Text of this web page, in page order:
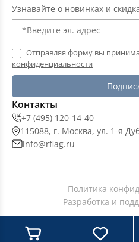
Подушки классические
Пледы для пикника
Пледы
Скатерти
Аксессуары для волос
Узнавайте о новинках и
Отправляя форму вы
конфиденциальности
Контакты
+7 (495) 120-14-40
115088, г. Москва, ул. 1-я
info@rflag.ru
Политика
Разработка и